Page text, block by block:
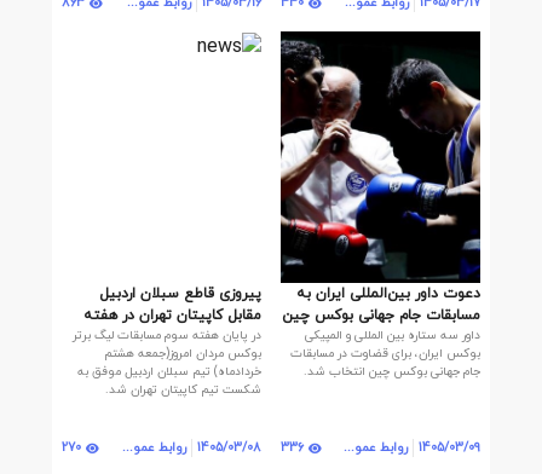
دعوت داور بین‌المللی ایران به
مسابقات جام جهانی بوکس چین
داور سه‌ ستاره بین‌ المللی و المپیکی
بوکس ایران، برای قضاوت در مسابقات
جام جهانی بوکس چین انتخاب شد.
1405/03/09 روابط عمومی | روابط عمومی 336
پیروزی قاطع سبلان اردبیل
مقابل کاپیتان تهران در هفته
سوم لیگ برتر
در پایان هفته سوم مسابقات لیگ برتر
بوکس مردان امروز(جمعه هشتم
خردادماه) تیم سبلان اردبیل موفق به
شکست تیم کاپیتان تهران شد.
1405/03/08 روابط عمومی | روابط عمومی 270